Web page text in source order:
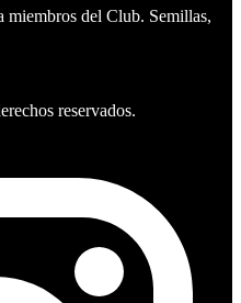
miembros del Club. Semillas,
reservados.